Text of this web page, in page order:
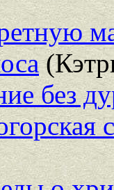
без